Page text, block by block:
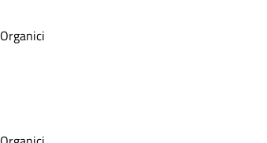
Organici